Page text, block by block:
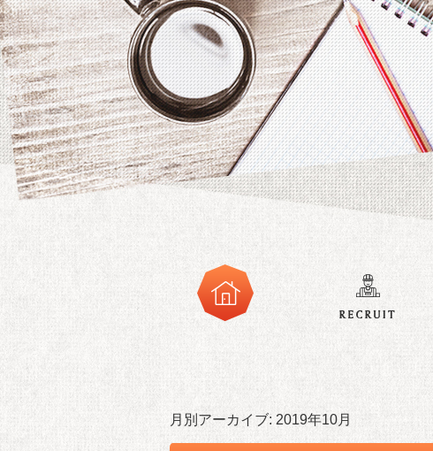
月別アーカイブ: 2019年10月